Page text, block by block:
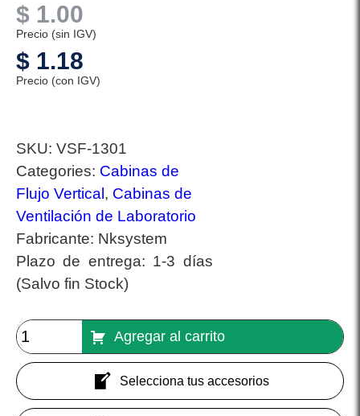
$ 1.00
Precio (sin IGV)
$ 1.18
Precio (con IGV)
SKU: VSF-1301
Categories: Cabinas de
Flujo Vertical , Cabinas de
Ventilación de Laboratorio
Fabricante: Nksystem
Plazo de entrega: 1-3 días
(Salvo fin Stock)
Agregar al carrito
Selecciona tus accesorios